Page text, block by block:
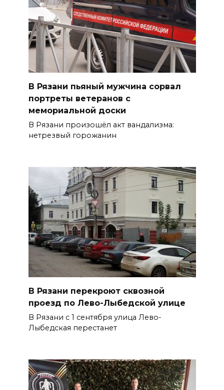
В Рязани пьяный мужчина сорвал
портреты ветеранов с
мемориальной доски
В Рязани произошёл акт вандализма:
нетрезвый горожанин
В Рязани перекроют сквозной
проезд по Лево-Лыбедской улице
В Рязани с 1 сентября улица Лево-
Лыбедская перестанет